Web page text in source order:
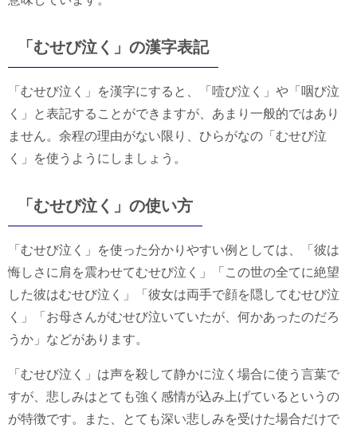
「むせび泣く」の漢字表記
「むせび泣く」を漢字にすると、「噎び泣く」や「咽び泣
く」と表記することができますが、あまり一般的ではあり
ません。余程の理由がない限り、ひらがなの「むせび泣
く」を使うようにしましょう。
「むせび泣く」の使い方
「むせび泣く」を使った分かりやすい例としては、「彼は
悔しさに肩を震わせてむせび泣く」「この世の全てに絶望
した彼はむせび泣く」「彼女は両手で顔を隠してむせび泣
く」「お母さんがむせび泣いていたが、何かあったのだろ
うか」などがあります。
「むせび泣く」は声を殺して静かに泣く場合に使う言葉で
すが、悲しみはとても強く感情が込み上げているというの
が特徴です。また、とても深い悲しみを受けた場合だけで